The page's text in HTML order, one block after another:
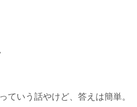
ていう話やけど、答えは簡単。